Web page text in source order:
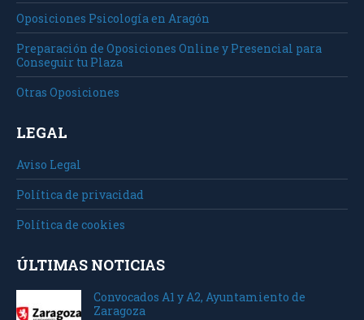
Oposiciones Psicología en Aragón
Preparación de Oposiciones Online y Presencial para
Conseguir tu Plaza
Otras Oposiciones
LEGAL
Aviso Legal
Política de privacidad
Política de cookies
ÚLTIMAS NOTICIAS
Convocados A1 y A2, Ayuntamiento de
Zaragoza